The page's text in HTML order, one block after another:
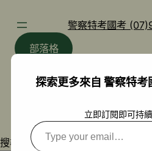
警察特考國考
部落格
搜尋
探索更多來自 警察特
立即訂閱即可持
Type
your